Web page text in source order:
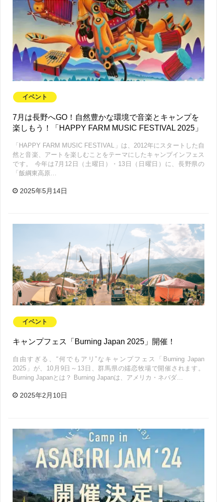
イベント
7月は長野へGO！自然豊かな環境で音楽とキャンプを
楽しもう！「HAPPY FARM MUSIC FESTIVAL 2025」
「HAPPY FARM MUSIC FESTIVAL」は、2012年にスタートした自
然と音楽、アートを楽しむことをテーマにしたキャンプインフェス
です。 今年は7月12日（土曜日）・13日（日曜日）に、長野県の
「飯綱東高原…
2025年5月14日
イベント
キャンプフェス「Burning Japan 2025」開催！
自由すぎる、“何でもアリ”なキャンプフェス「Burning Japan
2025」が、10月9日～13日、群馬県の嬬恋牧場で開催されます。
Burning Japanとは？ Burning Japanは、アメリカ・ネバダ…
2025年2月10日